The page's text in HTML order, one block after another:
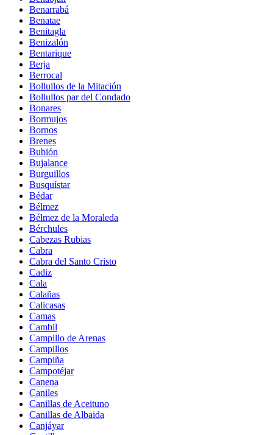
Benarrabá
Benatae
Benitagla
Benizalón
Bentarique
Berja
Berrocal
Bollullos de la Mitación
Bollullos par del Condado
Bonares
Bormujos
Bornos
Brenes
Bubión
Bujalance
Burguillos
Busquístar
Bédar
Bélmez
Bélmez de la Moraleda
Bérchules
Cabezas Rubias
Cabra
Cabra del Santo Cristo
Cadiz
Cala
Calañas
Calicasas
Camas
Cambil
Campillo de Arenas
Campillos
Campiña
Campotéjar
Canena
Caniles
Canillas de Aceituno
Canillas de Albaida
Canjáyar